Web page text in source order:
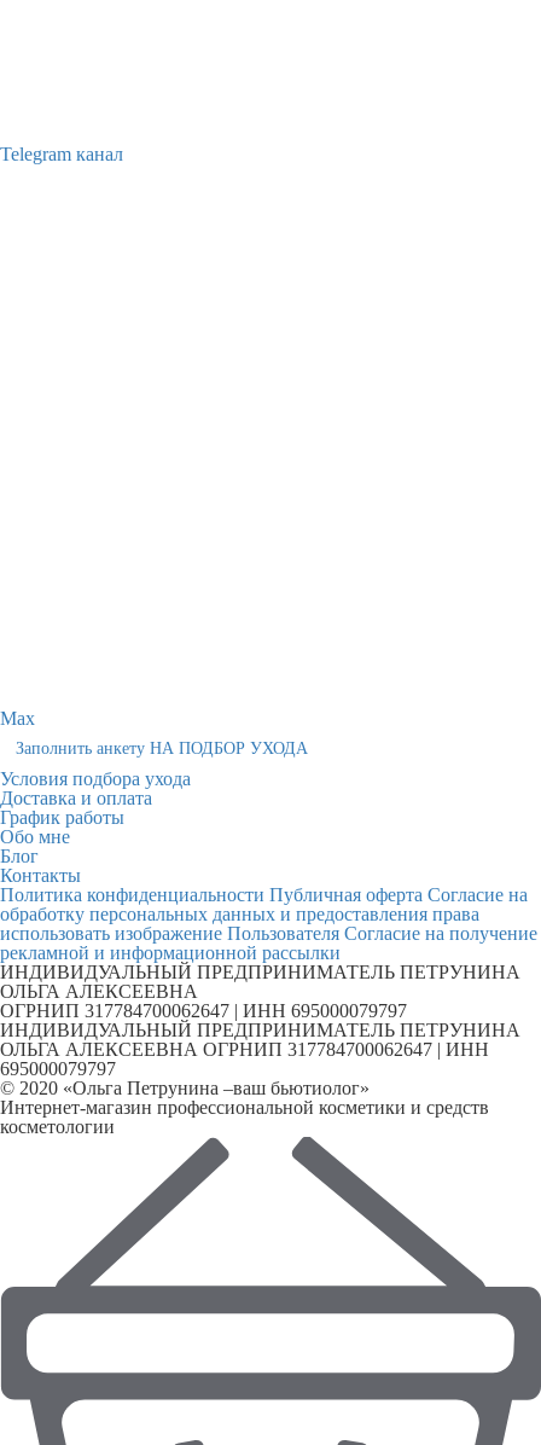
Telegram канал
Max
Заполнить анкету НА ПОДБОР УХОДА
Условия подбора ухода
Доставка и оплата
График работы
Обо мне
Блог
Контакты
Политика конфиденциальности Публичная оферта Согласие на
обработку персональных данных и предоставления права
использовать изображение Пользователя Согласие на получение
рекламной и информационной рассылки
ИНДИВИДУАЛЬНЫЙ ПРЕДПРИНИМАТЕЛЬ ПЕТРУНИНА
ОЛЬГА АЛЕКСЕЕВНА
ОГРНИП 317784700062647 | ИНН 695000079797
ИНДИВИДУАЛЬНЫЙ ПРЕДПРИНИМАТЕЛЬ ПЕТРУНИНА
ОЛЬГА АЛЕКСЕЕВНА ОГРНИП 317784700062647 | ИНН
695000079797
© 2020 «Ольга Петрунина –ваш бьютиолог»
Интернет-магазин профессиональной косметики и средств
косметологии